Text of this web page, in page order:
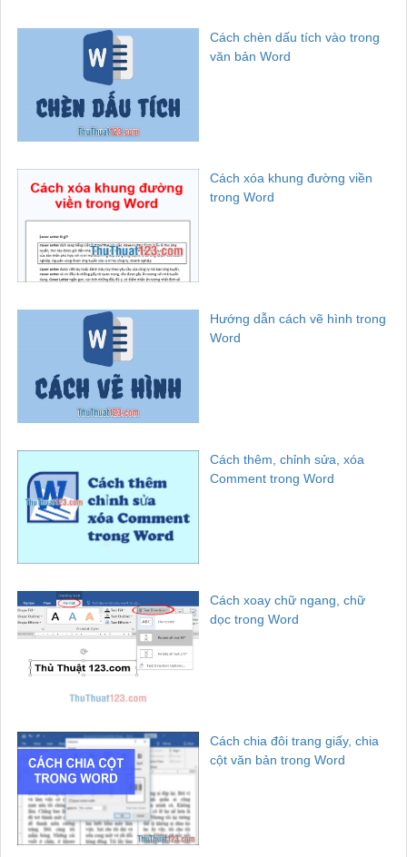
Cách chèn dấu tích vào trong
văn bản Word
Cách xóa khung đường viền
trong Word
Hướng dẫn cách vẽ hình trong
Word
Cách thêm, chỉnh sửa, xóa
Comment trong Word
Cách xoay chữ ngang, chữ
dọc trong Word
Cách chia đôi trang giấy, chia
cột văn bản trong Word